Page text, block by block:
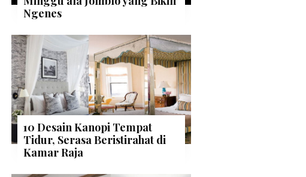
Ngenes
10 Desain Kanopi Tempat
Tidur, Serasa Beristirahat di
Kamar Raja